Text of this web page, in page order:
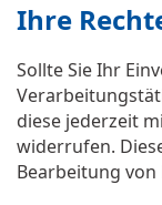
Ihre
Sollte Sie Ihr
diese jederzeit
widerrufen.
Bearbeitung